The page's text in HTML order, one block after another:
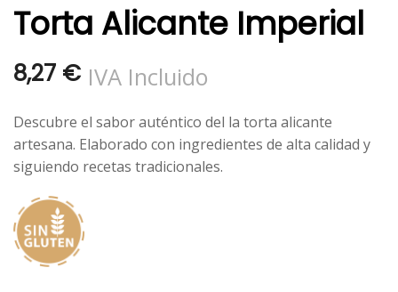
Torta Alicante Imperial
8,27 € IVA Incluido
Descubre el sabor auténtico del la torta alicante
artesana. Elaborado con ingredientes de alta calidad y
siguiendo recetas tradicionales.